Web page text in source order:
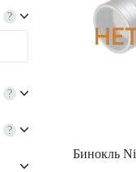
?
?
?
Бинокль